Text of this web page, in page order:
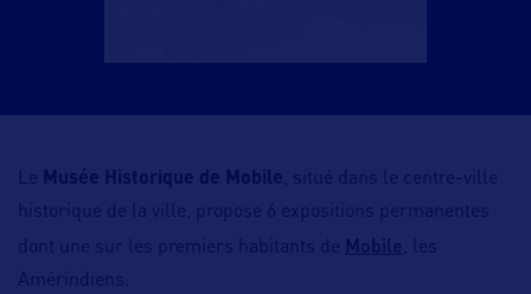
Le Musée Historique de Mobile , situé dans le centre-ville
historique de la ville, propose 6 expositions permanentes
dont une sur les premiers habitants de Mobile
, les
Amérindiens.